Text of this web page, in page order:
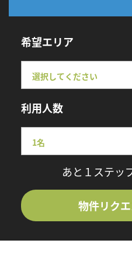
希望エリア
利用人数
あと１ステッ
物件リク